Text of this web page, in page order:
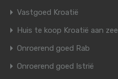
Vastgoed Kroatië
Huis te koop Kroatië aan zee
Onroerend goed Rab
Onroerend goed Istrië